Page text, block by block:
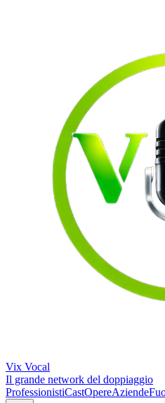
Vix Vocal
Il grande network del doppiaggio
ProfessionistiCastOpereAziende